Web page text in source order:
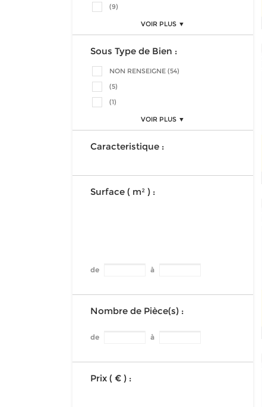
(9)
VOIR PLUS ▼
Sous Type de Bien :
NON RENSEIGNE (54)
(5)
(1)
VOIR PLUS ▼
Caracteristique :
Surface ( m² ) :
de à
Nombre de Pièce(s) :
de à
Prix ( € ) :